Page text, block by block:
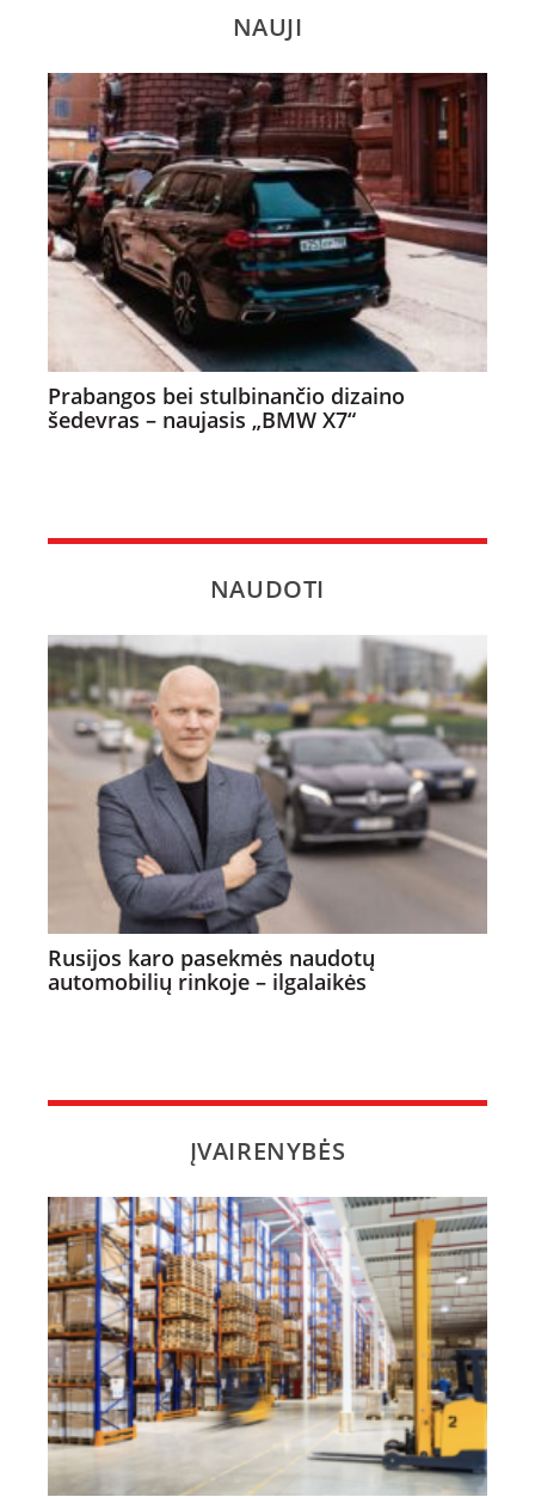
NAUJI
Prabangos bei stulbinančio dizaino
šedevras – naujasis „BMW X7“
NAUDOTI
Rusijos karo pasekmės naudotų
automobilių rinkoje – ilgalaikės
ĮVAIRENYBĖS